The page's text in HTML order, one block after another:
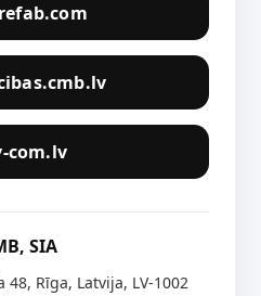
com.lv
SIA
Rīga, Latvija, LV-1002